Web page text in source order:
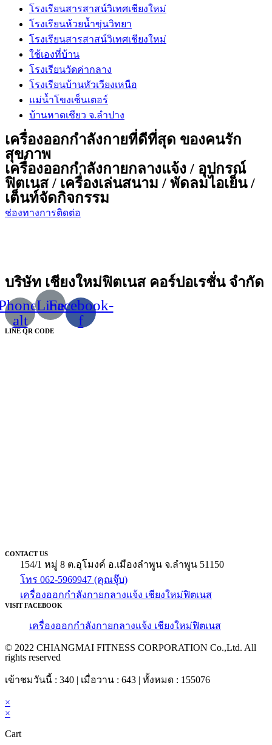
โรงเรียนสารสาสน์วิเทศเชียงใหม่
โรงเรียนห้วยน้ำขุ่นวิทยา
โรงเรียนสารสาสน์วิเทศเชียงใหม่
ใช้เองที่บ้าน
โรงเรียนวัดค่ากลาง
โรงเรียนบ้านหัวเวียงเหนือ
แม่น้ำโขงเซ็นเตอร์
บ้านหาดเชียว จ.ลำปาง
เครื่องออกกำลังกายที่ดีที่สุด ของคนรัก
สุขภาพ
เครื่องออกกำลังกายกลางแจ้ง / อุปกรณ์
ฟิตเนส / เครื่องเล่นสนาม / พัดลมไอเย็น /
เต็นท์จัดกิจกรรม
ช่องทางการติดต่อ
บริษัท เชียงใหม่ฟิตเนส คอร์ปอเรชั่น จำกัด
alt
Line
Facebook-
f
LINE QR CODE
CONTACT US
154/1 หมู่ 8 ต.อุโมงค์ อ.เมืองลำพูน จ.ลำพูน 51150
โทร 062-5969947 (คุณจุ๊บ)
เครื่องออกกำลังกายกลางแจ้ง เชียงใหม่ฟิตเนส
VISIT FACEBOOK
เครื่องออกกำลังกายกลางแจ้ง เชียงใหม่ฟิตเนส
© 2022 CHIANGMAI FITNESS CORPORATION Co.,Ltd. All
rights reserved
เข้าชมวันนี้ : 340 | เมื่อวาน : 643 | ทั้งหมด : 155076
×
×
Cart